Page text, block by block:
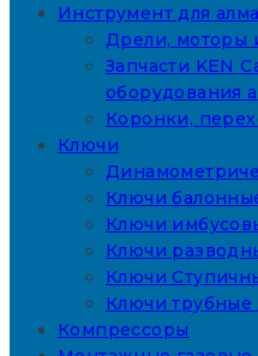
Инструмент для
Дрели, моторы
Запчасти KEN
оборудования
Коронки,
Ключи
Ключи
Ключи
Ключи
Ключи
Ключи трубные
Компрессоры